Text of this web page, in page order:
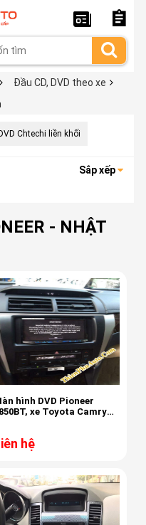
Đầu CD, DVD theo xe
Chtechi liền khối
Sắp xếp
- NHẬT
hình DVD Pioneer
xe Toyota Camry
hệ